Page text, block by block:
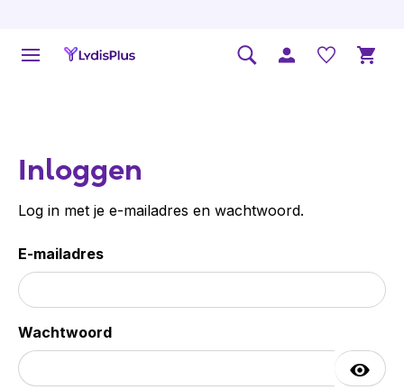
Inloggen
Log in met je e-mailadres en wachtwoord.
E-mailadres
Wachtwoord